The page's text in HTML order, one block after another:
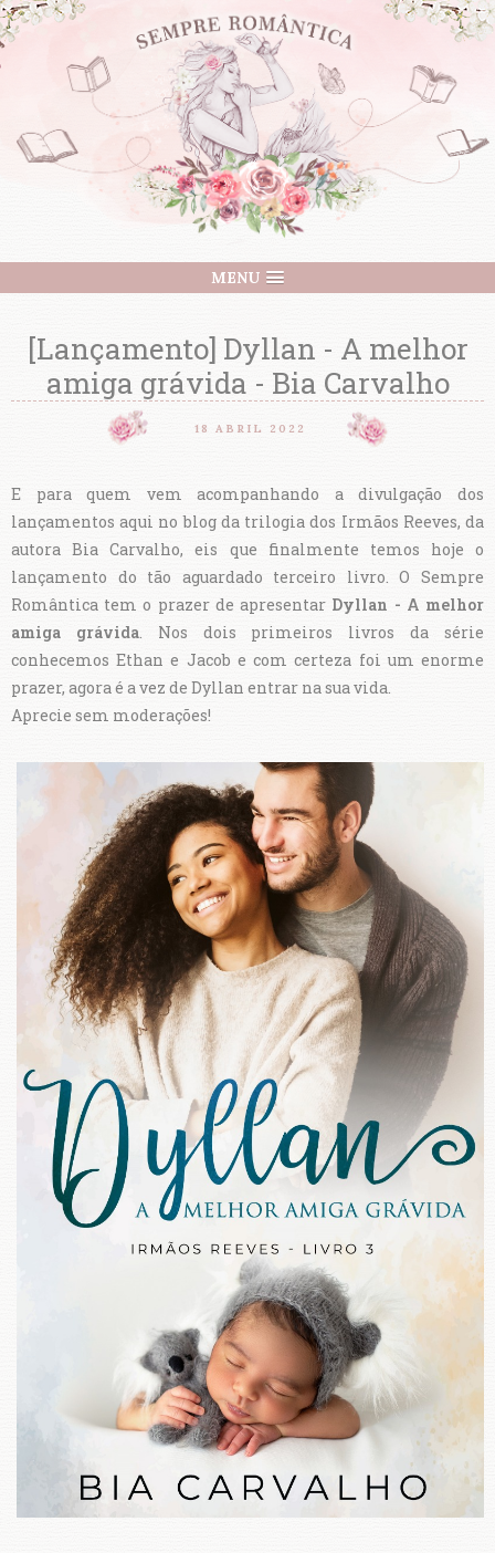
MENU
[Lançamento] Dyllan - A melhor
amiga grávida - Bia Carvalho
18 ABRIL 2022
E para quem vem acompanhando a divulgação dos
lançamentos aqui no blog da trilogia dos Irmãos Reeves, da
autora Bia Carvalho, eis que finalmente temos hoje o
lançamento do tão aguardado terceiro livro. O Sempre
Romântica tem o prazer de apresentar Dyllan - A melhor
amiga grávida. Nos dois primeiros livros da série
conhecemos Ethan e Jacob e com certeza foi um enorme
prazer, agora é a vez de Dyllan entrar na sua vida.
Aprecie sem moderações!